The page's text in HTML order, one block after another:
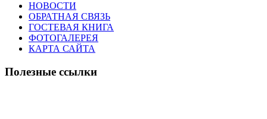
НОВОСТИ
ОБРАТНАЯ СВЯЗЬ
ГОСТЕВАЯ КНИГА
ФОТОГАЛЕРЕЯ
КАРТА САЙТА
Полезные ссылки